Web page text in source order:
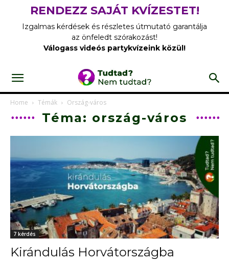
RENDEZZ SAJÁT KVÍZESTET!
Izgalmas kérdések és részletes útmutató garantálja
az önfeledt szórakozást!
Válogass videós partykvízeink közül!
Home Témák Ország-város
Téma: ország-város
7 kérdés
Kirándulás Horvátországba